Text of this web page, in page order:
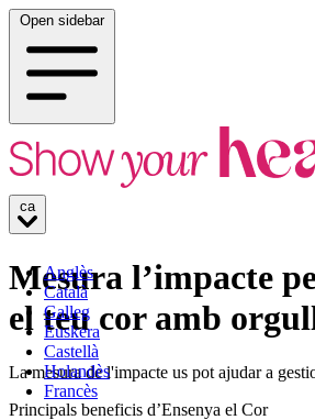
Open sidebar
ca
Anglès
Català
Galleg
Euskera
Castellà
Holandès
Francès
Mesura l’impacte
el teu cor amb
La mesura de l'impacte us pot ajudar a
Principals beneficis d’Ensenya el Cor